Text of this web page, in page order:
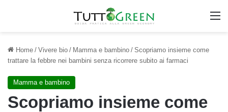
Home / Vivere bio / Mamma e bambino / Scopriamo insieme come
trattare la febbre nei bambini senza ricorrere subito ai farmaci
Mamma e bambino
Scopriamo insieme come